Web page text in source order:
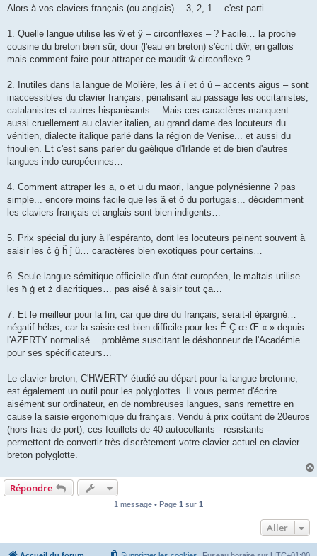
Alors à vos claviers français (ou anglais)… 3, 2, 1… c'est parti…
1. Quelle langue utilise les ŵ et ŷ – circonflexes – ? Facile… la proche
cousine du breton bien sûr, dour (l'eau en breton) s'écrit dŵr, en gallois
mais comment faire pour attraper ce maudit ŵ circonflexe ?
2. Inutiles dans la langue de Molière, les á í et ó ú – accents aigus – sont
inaccessibles du clavier français, pénalisant au passage les occitanistes,
catalanistes et autres hispanisants… Mais ces caractères manquent
aussi cruellement au clavier italien, au grand dame des locuteurs du
vénitien, dialecte italique parlé dans la région de Venise... et aussi du
frioulien. Et c'est sans parler du gaélique d'Irlande et de bien d'autres
langues indo-européennes…
4. Comment attraper les ā, ō et ū du māori, langue polynésienne ? pas
simple... encore moins facile que les ã et õ du portugais... décidemment
les claviers français et anglais sont bien indigents…
5. Prix spécial du jury à l'espéranto, dont les locuteurs peinent souvent à
saisir les ĉ ĝ ĥ ĵ ŭ… caractères bien exotiques pour certains…
6. Seule langue sémitique officielle d'un état européen, le maltais utilise
les ħ ġ et ż diacritiques… pas aisé à saisir tout ça…
7. Et le meilleur pour la fin, car que dire du français, serait-il épargné…
négatif hélas, car la saisie est bien difficile pour les É Ç œ Œ « » depuis
l'AZERTY normalisé… problème suscitant le déshonneur de l'Académie
pour ses spécificateurs…
Le clavier breton, C'HWERTY étudié au départ pour la langue bretonne,
est également un outil pour les polyglottes. Il vous permet d'écrire
aisément sur ordinateur, en de nombreuses langues, sans remettre en
cause la saisie ergonomique du français. Vendu à prix coûtant de 20euros
(hors frais de port), ces feuillets de 40 autocollants - résistants -
permettent de convertir très discrètement votre clavier actuel en clavier
breton polyglotte.
Répondre
1 message • Page 1 sur 1
Aller